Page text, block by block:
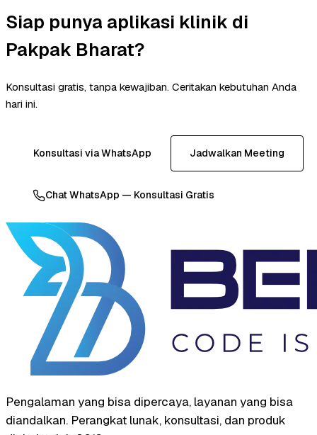
Siap punya aplikasi klinik di
Pakpak Bharat?
Konsultasi gratis, tanpa kewajiban. Ceritakan kebutuhan Anda
hari ini.
Konsultasi via WhatsApp Jadwalkan Meeting
Chat WhatsApp — Konsultasi Gratis
Pengalaman yang bisa dipercaya, layanan yang bisa
diandalkan. Perangkat lunak, konsultasi, dan produk